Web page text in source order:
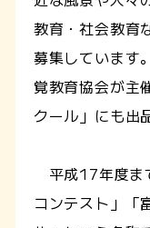
教育・社会教育
募集しています
覚教育協会が主
クール」にも出
平成17年度ま
コンテスト」「